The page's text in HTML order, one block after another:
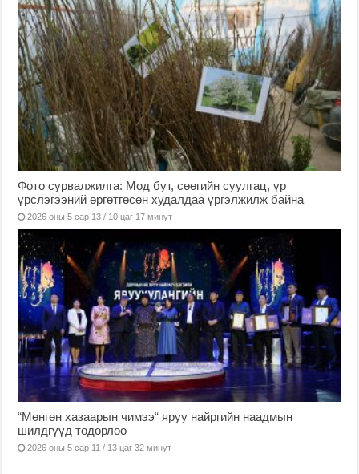
Фото сурвалжилга: Мод бут, сөөгийн суулгац, үр
үрслэгээний өргөтгөсөн худалдаа үргэлжилж байна
2026 оны 5 сар 13 / 10 цаг 17 минут
“Мөнгөн хазаарын чимээ“ яруу найргийн наадмын
шилдгүүд тодорлоо
2026 оны 5 сар 11 / 13 цаг 32 минут